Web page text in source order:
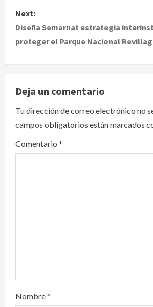
t
n
a
v
i
g
a
Next:
Diseña Semarnat estrategia
proteger el Parque Nacional
Deja un comentario
Tu dirección de correo electrónico no
campos obligatorios están marcados
Comentario *
Nombre*